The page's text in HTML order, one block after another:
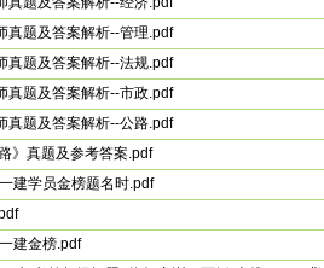
真题及答案解析--管理.pdf
真题及答案解析--法规.pdf
真题及答案解析--市政.pdf
真题及答案解析--公路.pdf
》真题及参考答案.pdf
建学员金榜题名时.pdf
建金榜.pdf